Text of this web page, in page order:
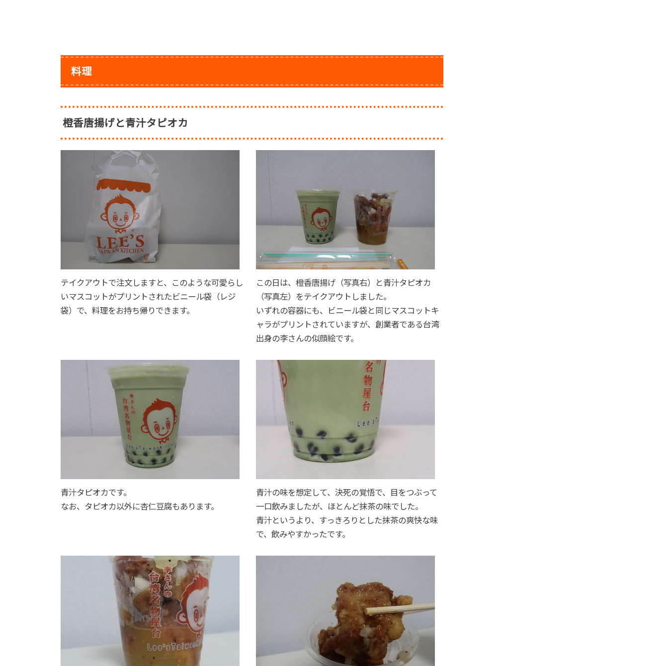
料理
橙香唐揚げと青汁タピオカ
テイクアウトで注文しますと、このような可愛らし
いマスコットがプリントされたビニール袋（レジ
袋）で、料理をお持ち帰りできます。
この日は、橙香唐揚げ（写真右）と青汁タピオカ
（写真左）をテイクアウトしました。
いずれの容器にも、ビニール袋と同じマスコットキ
ャラがプリントされていますが、創業者である台湾
出身の李さんの似顔絵です。
青汁タピオカです。
なお、タピオカ以外に杏仁豆腐もあります。
青汁の味を想定して、決死の覚悟で、目をつぶって
一口飲みましたが、ほとんど抹茶の味でした。
青汁というより、すっきろりとした抹茶の爽快な味
で、飲みやすかったです。